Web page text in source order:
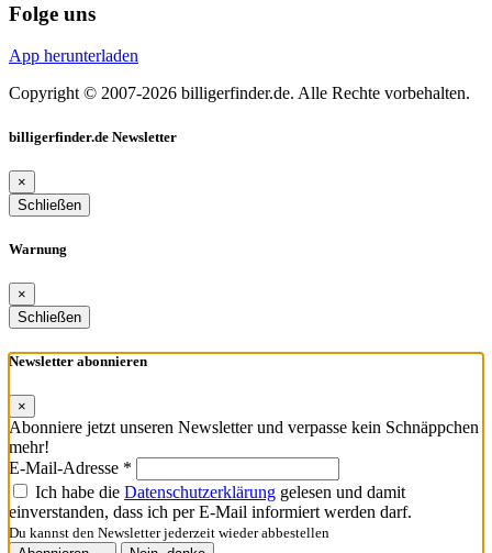
Folge uns
App herunterladen
Copyright © 2007-2026 billigerfinder.de. Alle Rechte vorbehalten.
billigerfinder.de Newsletter
×
Schließen
Warnung
×
Schließen
Newsletter abonnieren
×
Abonniere jetzt unseren Newsletter und verpasse kein Schnäppchen
mehr!
E-Mail-Adresse *
Ich habe die Datenschutzerklärung gelesen und damit
einverstanden, dass ich per E-Mail informiert werden darf.
Du kannst den Newsletter jederzeit wieder abbestellen